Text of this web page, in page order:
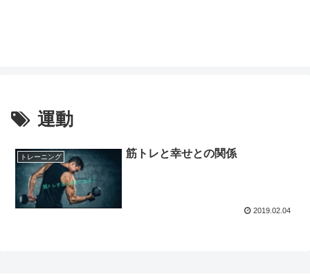
運動
トレーニング 筋トレと幸せとの関係
2019.02.04